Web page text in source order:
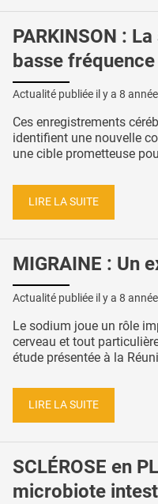
PARKINSON :
basse
Actualité publiée il y a 8
Ces enregistrements
identifient une nouvelle
une cible prometteuse
LIRE LA SUITE
MIGRAINE : Un
Actualité publiée il y a 8
Le sodium joue un rôle
cerveau et tout
étude présentée à la
LIRE LA SUITE
SCLÉROSE en
microbiote